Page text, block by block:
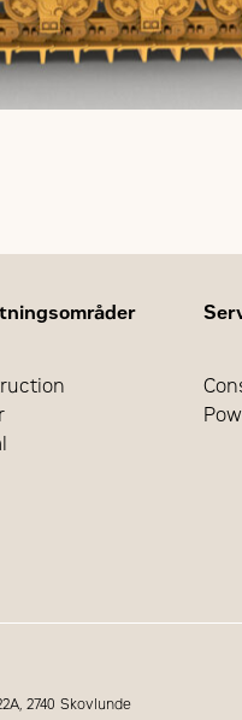
2740 Skovlunde